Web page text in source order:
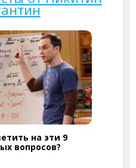
на эти 9
вопросов?